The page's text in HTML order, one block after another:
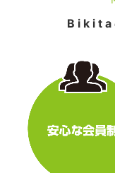
B i k i t a